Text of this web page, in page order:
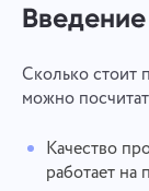
Введение
Сколько стоит
можно
Качество
работает на